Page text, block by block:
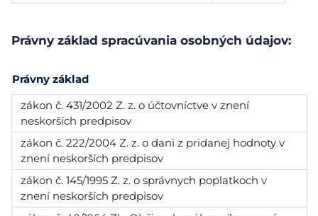
Právny základ spracúvania osobných údajov:
Právny základ
zákon č. 431/2002 Z. z. o účtovníctve v znení
neskorších predpisov
zákon č. 222/2004 Z. z. o dani z pridanej hodnoty v
znení neskorších predpisov
zákon č. 145/1995 Z. z. o správnych poplatkoch v
znení neskorších predpisov